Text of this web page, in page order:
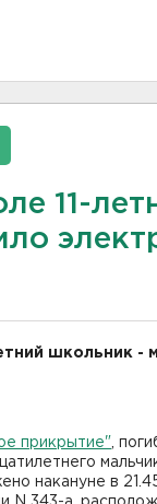
11-
школьник -
прикрытие" ,
накануне в
N 343-а,